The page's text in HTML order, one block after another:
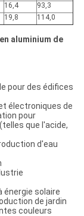
16,4
93,3
19,8 114,0
aluminium de
pour des édifices
électroniques de
pour
que l'acide,
d'eau
énergie solaire
de jardin
couleurs